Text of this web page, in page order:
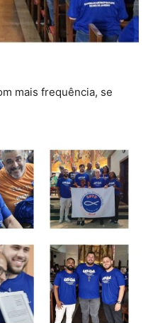
mais frequência, se